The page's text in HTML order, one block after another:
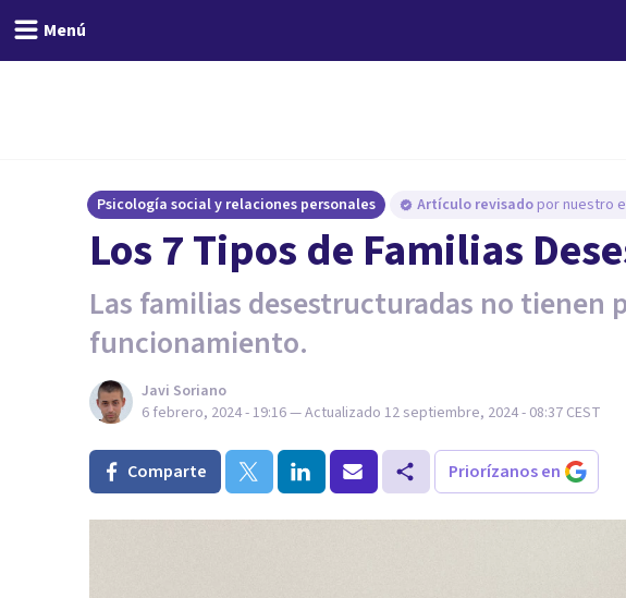
Menú
Psicología social y relaciones personales Artículo revisado por nuestro
Los 7 Tipos de Familias
Las familias desestructuradas no tienen
funcionamiento.
Javi Soriano
6 febrero, 2024 - 19:16— Actualizado 12 septiembre, 2024 - 08:37 CEST
Comparte Priorízanos en